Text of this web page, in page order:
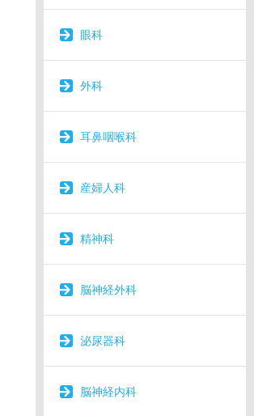
眼科
外科
耳鼻咽喉科
産婦人科
精神科
脳神経外科
泌尿器科
脳神経内科